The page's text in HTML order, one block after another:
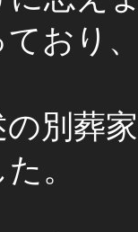
おり
別葬
。